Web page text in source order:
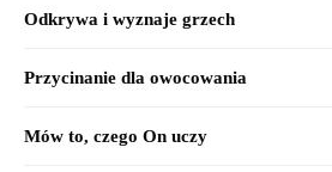
Odkrywa i wyznaje grzech
Przycinanie dla owocowania
Mów to, czego On uczy